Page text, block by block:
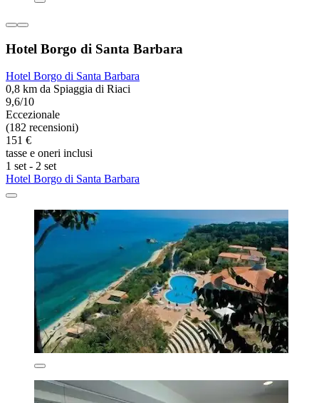
Hotel Borgo di Santa Barbara
Hotel Borgo di Santa Barbara
0,8 km da Spiaggia di Riaci
9,6/10
Eccezionale
(182 recensioni)
151 €
tasse e oneri inclusi
1 set - 2 set
Hotel Borgo di Santa Barbara